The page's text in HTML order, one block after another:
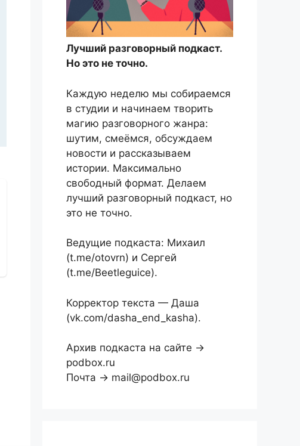
Лучший разговорный подкаст.
Но это не точно.
Каждую неделю мы собираемся
в студии и начинаем творить
магию разговорного жанра:
шутим, смеёмся, обсуждаем
новости и рассказываем
истории. Максимально
свободный формат. Делаем
лучший разговорный подкаст, но
это не точно.
Ведущие подкаста: Михаил
(t.me/otovrn) и Сергей
(t.me/Beetleguice).
Корректор текста — Даша
(vk.com/dasha_end_kasha).
Архив подкаста на сайте →
podbox.ru
Почта → mail@podbox.ru